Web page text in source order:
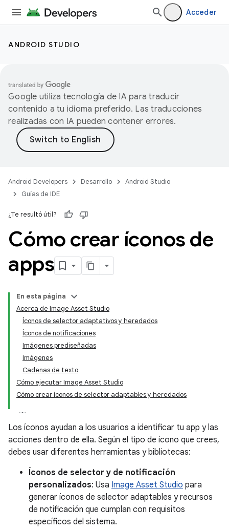
Acceder
ANDROID STUDIO
Google utiliza tecnología de IA para traducir
contenido a tu idioma preferido. Las traducciones
realizadas con IA pueden contener errores.
Android Developers Desarrollo
Android Studio
Guías de IDE
¿Te resultó útil?
Cómo crear íconos de
apps
En esta página
Acerca de Image Asset Studio
Íconos de selector adaptativos y heredados
Íconos de notificaciones
Imágenes prediseñadas
Imágenes
Cadenas de texto
Cómo ejecutar Image Asset Studio
Cómo crear íconos de selector adaptables y heredados
Los íconos ayudan a los usuarios a identificar tu app y las
acciones dentro de ella. Según el tipo de ícono que crees,
debes usar diferentes herramientas y bibliotecas:
Íconos de selector y de notificación
personalizados: Usa Image Asset Studio para
generar íconos de selector adaptables y recursos
de notificación que cumplan con requisitos
específicos del sistema.